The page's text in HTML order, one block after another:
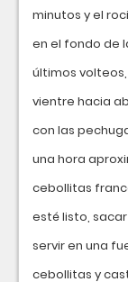
minutos y el
en el fondo de
últimos
vientre hacia
con las
una hora
cebollitas
esté listo,
servir en una
cebollitas y